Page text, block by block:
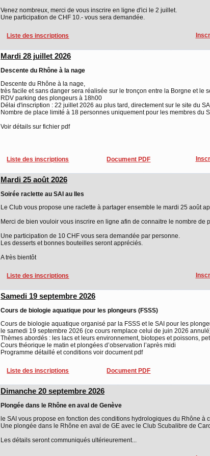
Venez nombreux, merci de vous inscrire en ligne d'ici le 2 juillet.
Une participation de CHF 10.- vous sera demandée.
Liste des inscriptions
Mardi 28 juillet 2026
Descente du Rhône à la nage
Descente du Rhône à la nage,
très facile et sans danger sera réalisée sur le tronçon entre la Borgne et le
RDV parking des plongeurs à 18h00
Délai d'inscription : 22 juillet 2026 au plus tard, directement sur le site du
Nombre de place limité à 18 personnes uniquement pour les membres du
Voir détails sur fichier pdf
Liste des inscriptions Document PDF
Mardi 25 août 2026
Soirée raclette au SAI au Iles
Le Club vous propose une raclette à partager ensemble le mardi 25 août
Merci de bien vouloir vous inscrire en ligne afin de connaitre le nombre de
Une participation de 10 CHF vous sera demandée par personne.
Les desserts et bonnes bouteilles seront appréciés.
A très bientôt
Liste des inscriptions
Samedi 19 septembre 2026
Cours de biologie aquatique pour les plongeurs (FSSS)
Cours de biologie aquatique organisé par la FSSS et le SAI pour les
le samedi 19 septembre 2026 (ce cours remplace celui de juin 2026
Thèmes abordés : les lacs et leurs environnement, biotopes et poissons,
Cours théorique le matin et plongées d’observation l’après midi
Programme détaillé et conditions voir document pdf
Liste des inscriptions Document PDF
Dimanche 20 septembre 2026
Plongée dans le Rhône en aval de Genève
le SAI vous propose en fonction des conditions hydrologiques du Rhône à
Une plongée dans le Rhône en aval de GE avec le Club Scubalibre de
Les détails seront communiqués ultérieurement...